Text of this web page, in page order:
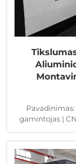
gamintojas |
aliuminio
aliuminio